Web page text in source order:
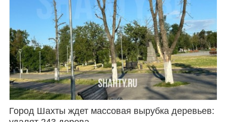
Город Шахты ждет массовая вырубка деревьев: